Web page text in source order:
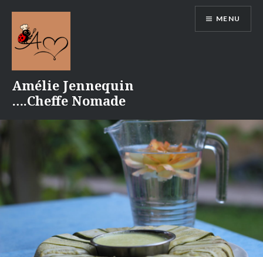
contenu
Amélie Jennequin
….Cheffe Nomade
MENU